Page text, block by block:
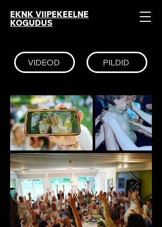
EKNK VIIPEKEELNE
KOGUDUS
VIDEOD PILDID